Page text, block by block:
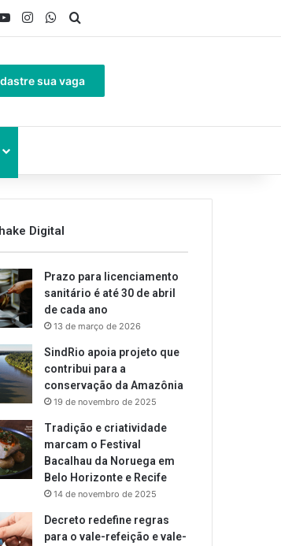
YouTubeInstagramWhatsApp
sua vaga
Digital
Prazo para licenciamento
sanitário é até 30 de abril
de cada ano
13 de março de 2026
SindRio apoia projeto que
contribui para a
conservação da Amazônia
19 de novembro de 2025
Tradição e criatividade
marcam o Festival
Bacalhau da Noruega em
Belo Horizonte e Recife
14 de novembro de 2025
Decreto redefine regras
para o vale-refeição e vale-